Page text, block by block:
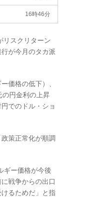
16時46分
スクリターン
が今月のタカ派
価格の低下）、
の円金利の上昇
でのドル・ショ
策正常化が順調
ー価格が今後
戦争からの出口
るためだ」と指